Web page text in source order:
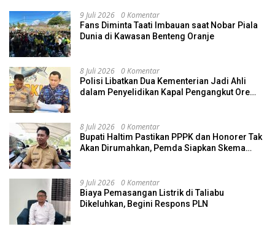
9 Juli 2026 0 Komentar
Fans Diminta Taati Imbauan saat Nobar Piala
Dunia di Kawasan Benteng Oranje
8 Juli 2026 0 Komentar
Polisi Libatkan Dua Kementerian Jadi Ahli
dalam Penyelidikan Kapal Pengangkut Ore
8 Juli 2026 0 Komentar
Bupati Haltim Pastikan PPPK dan Honorer Tak
Akan Dirumahkan, Pemda Siapkan Skema
9 Juli 2026 0 Komentar
Biaya Pemasangan Listrik di Taliabu
Dikeluhkan, Begini Respons PLN